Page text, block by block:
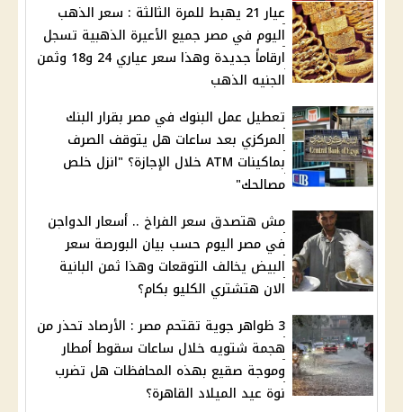
عيار 21 يهبط للمرة الثالثة : سعر الذهب
اليوم في مصر جميع الأعيرة الذهبية تسجل
ارقاماً جديدة وهذا سعر عياري 24 و18 وثمن
الجنيه الذهب
تعطيل عمل البنوك في مصر بقرار البنك
المركزي بعد ساعات هل يتوقف الصرف
بماكينات ATM خلال الإجازة؟ "انزل خلص
مصالحك"
مش هتصدق سعر الفراخ .. أسعار الدواجن
في مصر اليوم حسب بيان البورصة سعر
البيض يخالف التوقعات وهذا ثمن البانية
الان هتشتري الكليو بكام؟
3 ظواهر جوية تقتحم مصر : الأرصاد تحذر من
هجمة شتويه خلال ساعات سقوط أمطار
وموجة صقيع بهذه المحافظات هل تضرب
نوة عيد الميلاد القاهرة؟